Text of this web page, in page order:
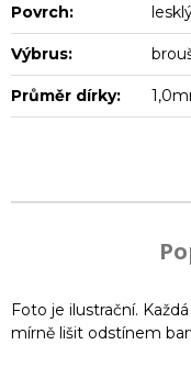
Povrch:
Výbrus:
Průměr dírky:
Foto je ilustrační.
mírně lišit odstínem